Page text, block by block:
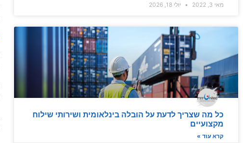
מאי 3, 2022 יולי 18, 2026
כל מה שצריך לדעת על הובלה בינלאומית ושירותי שילוח
מקצועיים
קרא עוד »